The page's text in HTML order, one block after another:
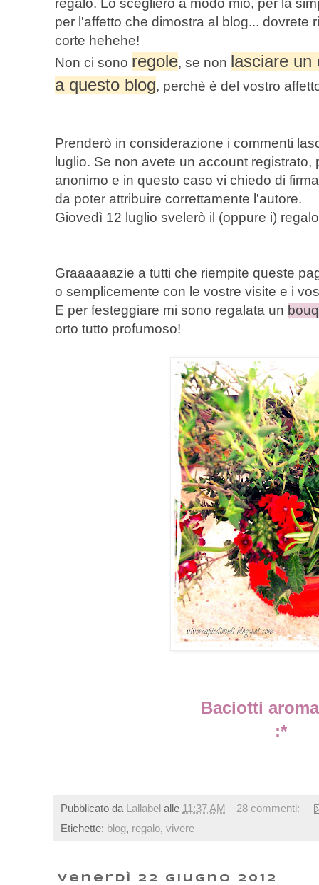
per l'affetto che dimostra al blog... dovrete
corte hehehe!
Non ci sono regole, se non lasciare un
a questo blog, perchè è del vostro
Prenderò in considerazione i commenti
luglio. Se non avete un account
anonimo e in questo caso vi chiedo di
da poter attribuire correttamente l'autore.
Giovedì 12 luglio svelerò il (oppure i)
Graaaaaazie a tutti che riempite queste
o semplicemente con le vostre visite e i
E per festeggiare mi sono regalata un
orto tutto profumoso!
Baciotti
:*
Pubblicato da Lallabel alle 11:37 AM
28 commenti:
Etichette: blog, regalo, vivere
venerdì 22 giugno 2012